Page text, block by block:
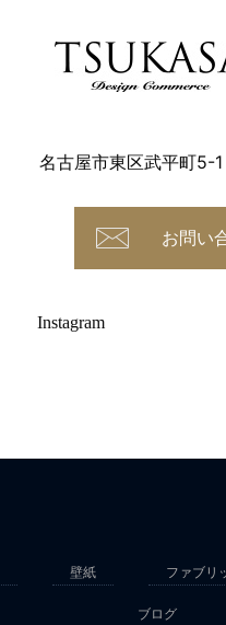
名古屋市東区武平町5-
お問い
Instagram
壁紙 ファブリ
ブログ